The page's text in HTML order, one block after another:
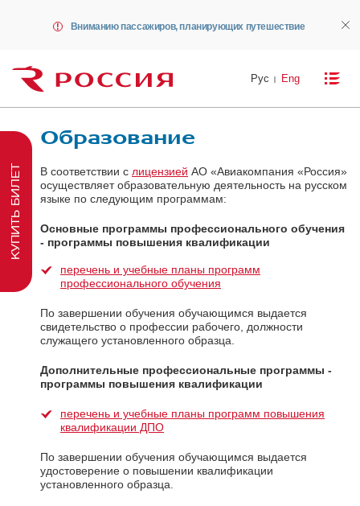
Вниманию пассажиров, планирующих путешествие
Рус Eng
Образование
В соответствии с лицензией АО «Авиакомпания «Россия»
осуществляет образовательную деятельность на русском
языке по следующим программам:
Основные программы профессионального обучения
- программы повышения квалификации
перечень и учебные планы программ
профессионального обучения
По завершении обучения обучающимся выдается
свидетельство о профессии рабочего, должности
служащего установленного образца.
Дополнительные профессиональные программы -
программы повышения квалификации
перечень и учебные планы программ повышения
квалификации ДПО
По завершении обучения обучающимся выдается
удостоверение о повышении квалификации
установленного образца.
КУПИТЬ БИЛЕТ